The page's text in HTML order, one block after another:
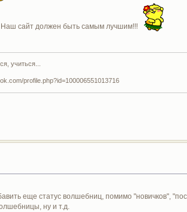
Наш сайт должен быть самым лучшим!!!
учиться...
profile.php?id=100006551013716
еще статус волшебниц, помимо "новичков",
ну и т.д.